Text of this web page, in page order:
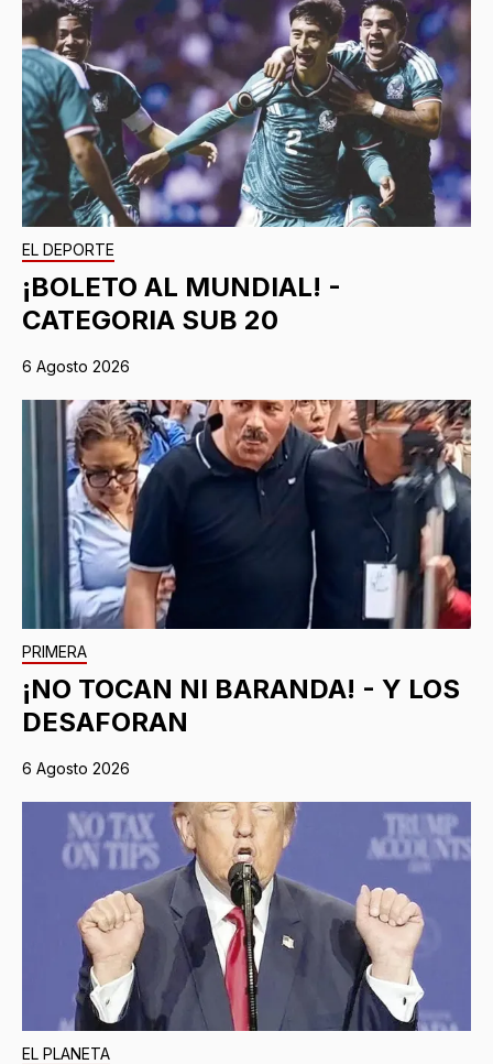
EL DEPORTE
¡BOLETO AL MUNDIAL! -
CATEGORIA SUB 20
6 Agosto 2026
PRIMERA
¡NO TOCAN NI BARANDA! - Y LOS
DESAFORAN
6 Agosto 2026
EL PLANETA